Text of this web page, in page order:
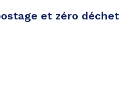
et zéro déchet